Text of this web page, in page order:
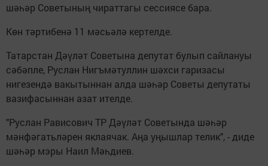
шәһәр Советының чираттагы сессиясе бара.
Көн тәртибенә 11 мәсьәлә кертелде.
Татарстан Дәүләт Советына депутат булып сайлануы
сәбәпле, Руслан Нигъмәтуллин шәхси гаризасы
нигезендә вакытыннан алда шәһәр Советы депутаты
вазифасыннан азат ителде.
"Руслан Рависович ТР Дәүләт Советында шәһәр
мәнфәгатьләрен яклаячак. Аңа уңышлар телик", - диде
шәһәр мэры Наил Мәһдиев.